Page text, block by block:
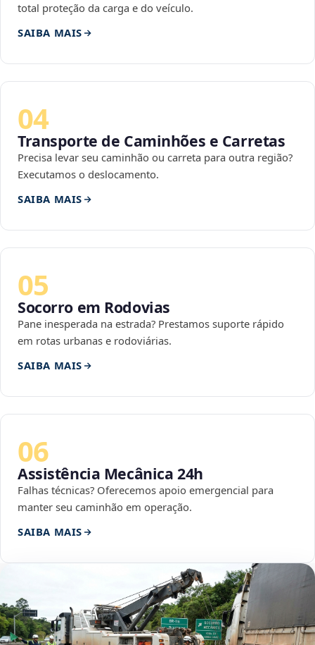
total proteção da carga e do veículo.
SAIBA MAIS
04
Transporte de Caminhões e Carretas
Precisa levar seu caminhão ou carreta para outra região?
Executamos o deslocamento.
SAIBA MAIS
05
Socorro em Rodovias
Pane inesperada na estrada? Prestamos suporte rápido
em rotas urbanas e rodoviárias.
SAIBA MAIS
06
Assistência Mecânica 24h
Falhas técnicas? Oferecemos apoio emergencial para
manter seu caminhão em operação.
SAIBA MAIS